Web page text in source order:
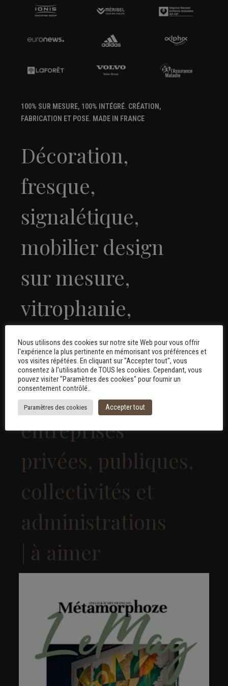
100% SUR MESURE, 100% INTÉGRÉ. CRÉATION,
FABRICATION ET POSE. MADE IN FRANCE
Décoration,
fresque,
signalétique,
mobilier design
sur mesure,
vitrophanie,
aménagement clé
en main ou non...
pour des
entreprises
privées, publiques,
collectivités et
administrations
| à vivre|
Nous utilisons des cookies sur notre site Web pour vous offrir
l'expérience la plus pertinente en mémorisant vos préférences et
vos visites répétées. En cliquant sur "Accepter tout", vous
consentez à l'utilisation de TOUS les cookies. Cependant, vous
pouvez visiter "Paramètres des cookies" pour fournir un
consentement contrôlé..
Paramètres des cookies Accepter tout